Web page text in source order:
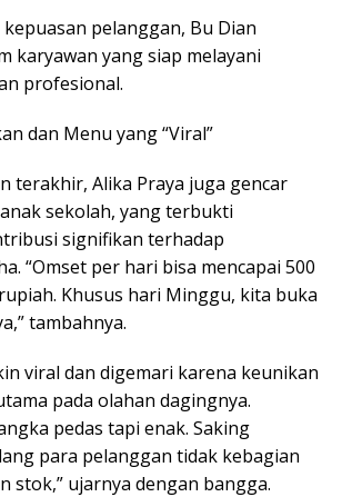
pelanggan, Bu Dian
karyawan yang siap melayani
profesional.
dan Menu yang “Viral”
terakhir, Alika Praya juga gencar
sekolah, yang terbukti
signifikan terhadap
“Omset per hari bisa mencapai 500
Khusus hari Minggu, kita buka
tambahnya.
viral dan digemari karena keunikan
pada olahan dagingnya.
pedas tapi enak. Saking
para pelanggan tidak kebagian
stok,” ujarnya dengan bangga.